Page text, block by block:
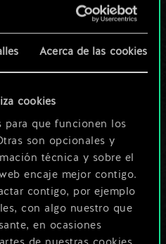
Acerca de las cookies
cookies
para que funcionen los
son opcionales y
técnica y sobre el
encaje mejor contigo.
contigo, por ejemplo
con algo nuestro que
en ocasiones
solo es
de
llegar a
más!
baraja y crear